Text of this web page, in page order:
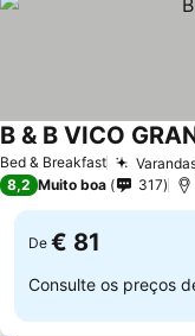
Bed & Breakfast
B & B VICO
8,2 Muito boa 317
De € 81
Consulte os preços